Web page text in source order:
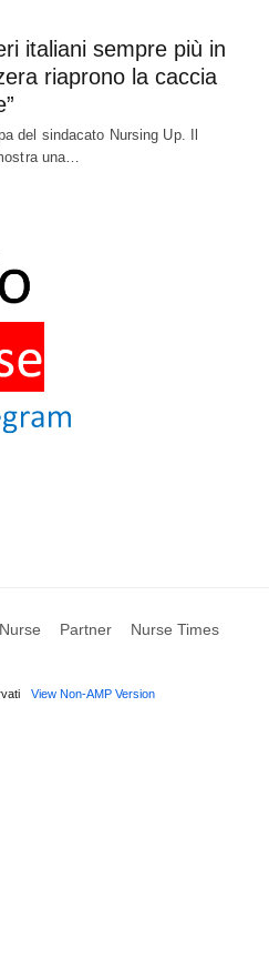
italiani sempre più in
riaprono la caccia
del sindacato Nursing Up. Il
una…
Partner Nurse Times
View Non-AMP Version